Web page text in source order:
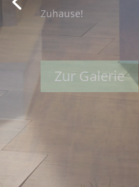
Wir machen aus
richtiger Hingucker!